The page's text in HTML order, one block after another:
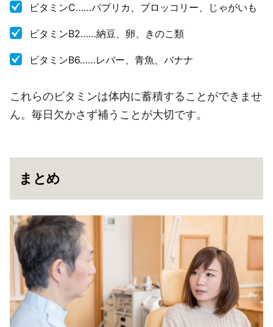
ビタミンC……パプリカ、ブロッコリー、じゃがいも
ビタミンB2……納豆、卵、きのこ類
ビタミンB6……レバー、青魚、バナナ
これらのビタミンは体内に蓄積することができませ
ん。毎日欠かさず補うことが大切です。
まとめ